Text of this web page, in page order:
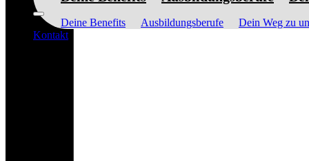
Deine Benefits Ausbildungsberufe
Dein Weg zu
Kontakt